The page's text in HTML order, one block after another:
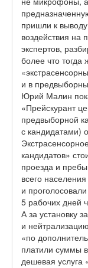
пришли к
воздействия на
экспертов,
более что
и в
Юрий Малин
«Прейскурант
предвыборной
с кандидатами)
кандидатов»
проезда и
всего
и
5 рабочих дней
А за установку
и
«по
платили суммы
дешевая